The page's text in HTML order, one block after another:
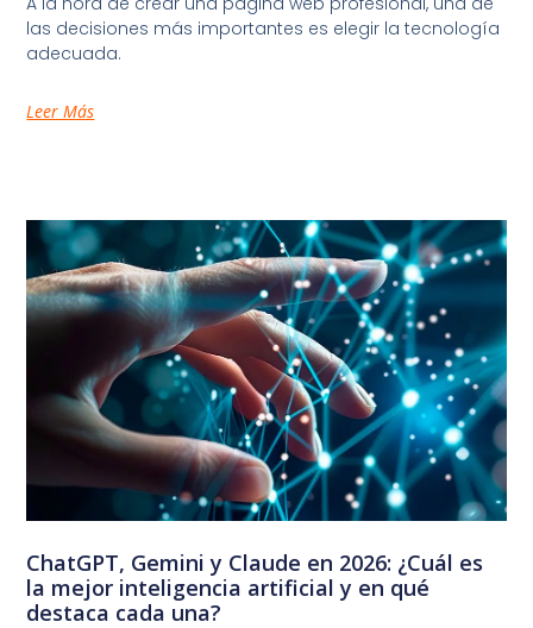
las decisiones más importantes es elegir la tecnología
adecuada.
Leer Más
ChatGPT, Gemini y Claude en 2026: ¿Cuál es
la mejor inteligencia artificial y en qué
destaca cada una?